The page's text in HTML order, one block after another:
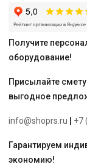
Kermi
Получите
оборудование!
Присылайте
выгодное
info@shoprs.ru +7
Гарантируем
экономию!